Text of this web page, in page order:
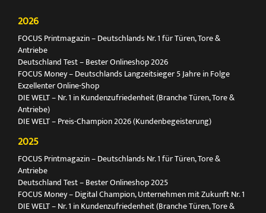
2026
FOCUS Printmagazin – Deutschlands Nr. 1 für Türen, Tore &
Antriebe
Deutschland Test – Bester Onlineshop 2026
FOCUS Money – Deutschlands Langzeitsieger 5 Jahre in Folge
Exzellenter Online-Shop
DIE WELT – Nr. 1 in Kundenzufriedenheit (Branche Türen, Tore &
Antriebe)
DIE WELT – Preis-Champion 2026 (Kundenbegeisterung)
2025
FOCUS Printmagazin – Deutschlands Nr. 1 für Türen, Tore &
Antriebe
Deutschland Test – Bester Onlineshop 2025
FOCUS Money – Digital Champion, Unternehmen mit Zukunft Nr. 1
DIE WELT – Nr. 1 in Kundenzufriedenheit (Branche Türen, Tore &